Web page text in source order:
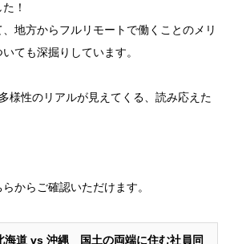
！
地方からフルリモートで働くことのメリ
ても深掘りしています。
様性のリアルが見えてくる、読み応えた
からご確認いただけます。
海道 vs 沖縄 国土の両端に住む社員同